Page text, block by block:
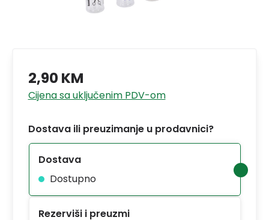
2,90 KM
Cijena sa uključenim PDV-om
Dostava ili preuzimanje u prodavnici?
Dostava
Dostupno
Rezerviši i preuzmi